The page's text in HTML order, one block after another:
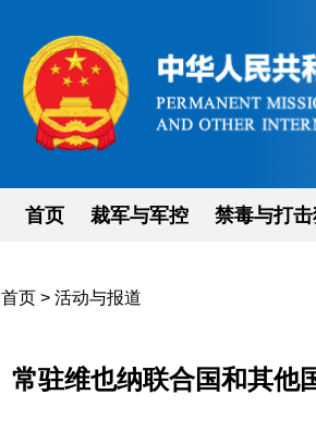
首页 裁军与军控 禁毒与打
首页> 活动与报道
常驻维也纳联合国和其他